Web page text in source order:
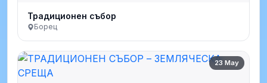
Традиционен събор
Борец
23 May